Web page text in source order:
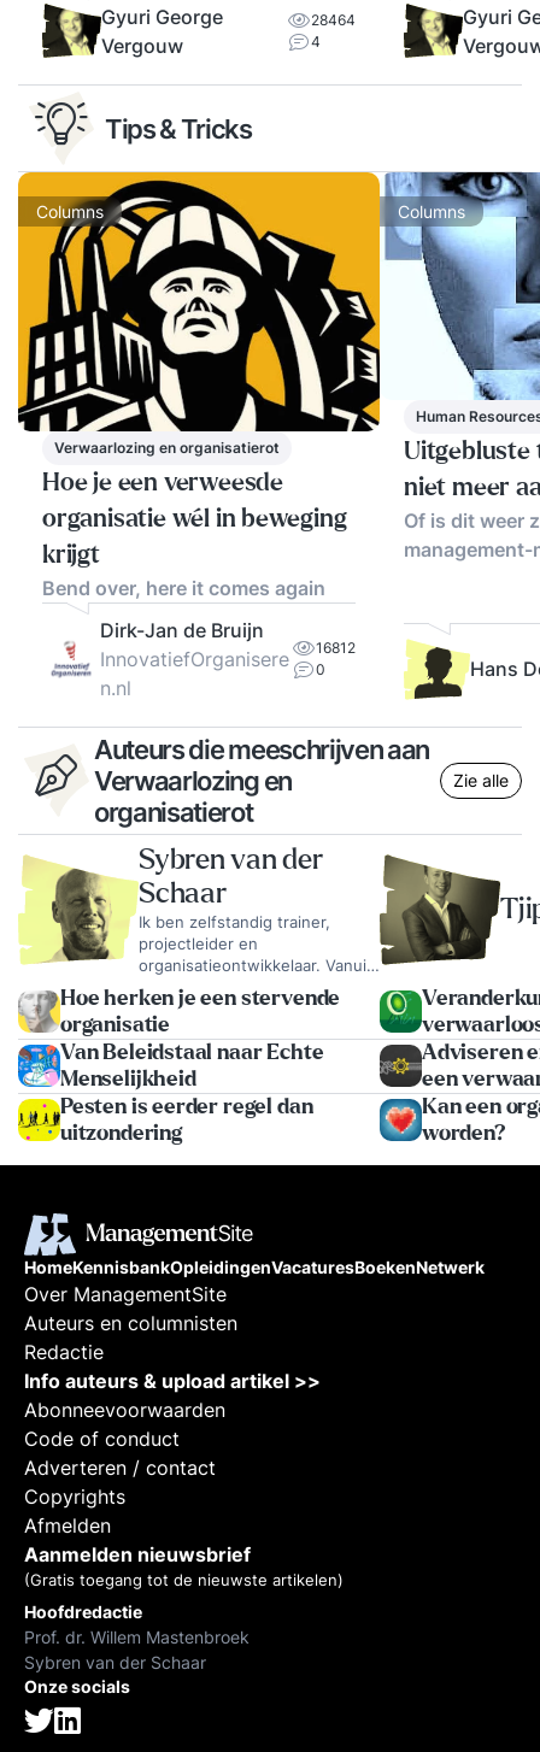
Gyuri George
Vergouw
28464
4
Gyuri
Tips & Tricks
Columns
Verwaarlozing en organisatierot
Hoe je een verweesde
organisatie wél in beweging
krijgt
Bend over, here it comes again
Dirk-Jan de Bruijn
InnovatiefOrganisere
n.nl
16812
0
Columns
Human
Uitgebluste
niet meer
Of is dit weer
Hans
Auteurs die meeschrijven aan
Verwaarlozing en
organisatierot
Zie alle
Sybren van der
Schaar
Ik ben zelfstandig trainer,
projectleider en
organisatieontwikkelaar. Vanuit
mijn technische en
managementachtergrond help
ik organisaties om leiderschap,
samenwerking en leren
praktisch te maken. Mijn werk
speelt zich af op het snijvlak
van gedrag, vakmanschap,
teamontwikkeling en
interventies en concrete
beweging in de dagelijkse
praktijk. Mijn rode draad is
verbonden samenwerken:
mensen helpen eigenaarschap
nemen, elkaar beter verstaan
gedrag.
Hoe herken je een stervende
organisatie
Van Beleidstaal naar Echte
Menselijkheid
Pesten is eerder regel dan
uitzondering
Adviseren
een
Kan een
worden?
HomeKennisbankOpleidingenVacaturesBoekenNetwerk
Over ManagementSite
Auteurs en columnisten
Redactie
Info auteurs & upload artikel >>
Abonneevoorwaarden
Code of conduct
Adverteren / contact
Copyrights
Afmelden
Aanmelden nieuwsbrief
(Gratis toegang tot de nieuwste artikelen)
Hoofdredactie
Prof. dr. Willem Mastenbroek
Sybren van der Schaar
Onze socials